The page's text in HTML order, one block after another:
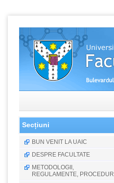
Secțiuni
BUN VENIT LA UAIC
DESPRE FACULTATE
METODOLOGII,
REGULAMENTE, PROCEDURI